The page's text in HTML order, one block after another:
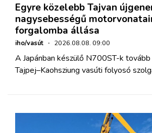
Egyre közelebb Tajvan
nagysebességű
forgalomba állása
iho/vasút · 2026.08.08. 09:00
A Japánban készülő N700ST-k
Tajpej–Kaohsziung vasúti folyosó